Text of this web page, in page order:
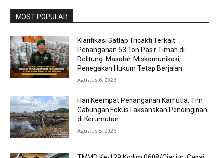
MOST POPULAR
Klarifikasi Satlap Tricakti Terkait
Penanganan 53 Ton Pasir Timah di
Belitung: Masalah Miskomunikasi,
Penegakan Hukum Tetap Berjalan
Agustus 6, 2026
Hari Keempat Penanganan Karhutla, Tim
Gabungan Fokus Laksanakan Pendinginan
di Kerumutan
Agustus 5, 2026